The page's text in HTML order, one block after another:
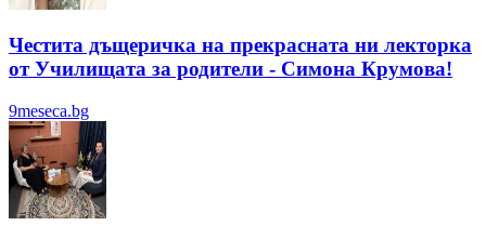
Честита дъщеричка на прекрасната ни лекторка
от Училищата за родители - Симона Крумова!
9meseca.bg